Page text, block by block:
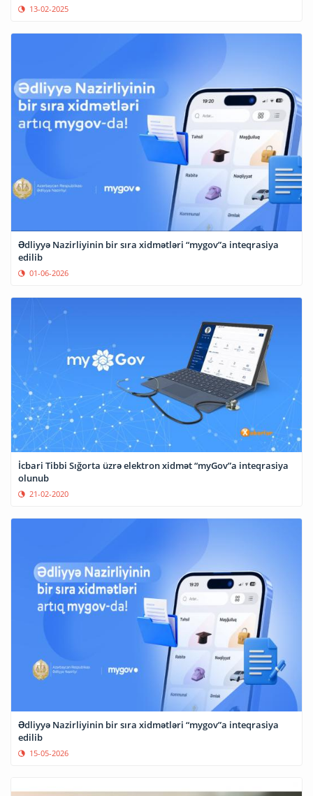
13-02-2025
Ədliyyə Nazirliyinin bir sıra xidmətləri “mygov”a inteqrasiya
edilib
01-06-2026
İcbari Tibbi Sığorta üzrə elektron xidmət “myGov”a inteqrasiya
olunub
21-02-2020
Ədliyyə Nazirliyinin bir sıra xidmətləri “mygov”a inteqrasiya
edilib
15-05-2026